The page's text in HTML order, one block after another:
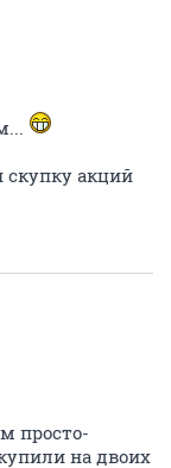
скупку акций
просто-
на двоих